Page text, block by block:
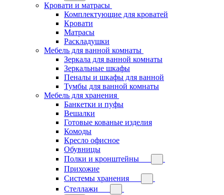
Кровати и матрасы
Комплектующие для кроватей
Кровати
Матрасы
Раскладушки
Мебель для ванной комнаты
Зеркала для ванной комнаты
Зеркальные шкафы
Пеналы и шкафы для ванной
Тумбы для ванной комнаты
Мебель для хранения
Банкетки и пуфы
Вешалки
Готовые кованые изделия
Комоды
Кресло офисное
Обувницы
Полки и кронштейны
Прихожие
Системы хранения
Стеллажи